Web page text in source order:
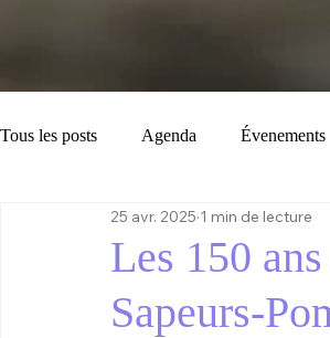
Tous les posts Agenda Évenements
Tourisme Consignes
Les 150
Sapeurs-
25 avr. 2025 1 min de lecture